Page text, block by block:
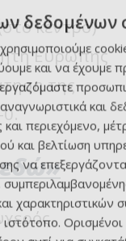
κέντρο)
Ευρώπης
της
0.
δεδομένων
και να έχουμε
και
και περιεχόμενο,
και βελτίωση
να
χαρακτηριστικών